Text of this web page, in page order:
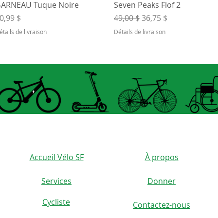
Aperçu rapide
Tuque Noire
$
de livraison
Aperçu rapide
Seven Peaks Flof 2
Prix original
49,00 $Prix promotionnel
36,75 $
Détails de livraison
Accueil Vélo SF
Cycliste
Services
À propos
Donner
Contactez-nous